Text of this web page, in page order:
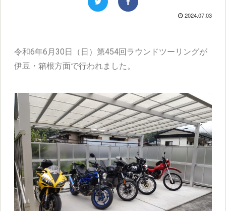
2024.07.03
令和6年6月30日（日）第454回ラウンドツーリングが
伊豆・箱根方面で行われました。